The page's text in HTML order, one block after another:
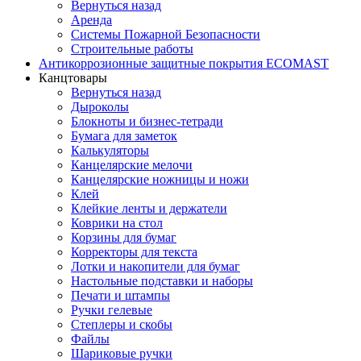
Вернуться назад
Аренда
Системы Пожарной Безопасности
Строительные работы
Антикоррозионные защитные покрытия ECOMAST
Канцтовары
Вернуться назад
Дыроколы
Блокноты и бизнес-тетради
Бумага для заметок
Калькуляторы
Канцелярские мелочи
Канцелярские ножницы и ножи
Клей
Клейкие ленты и держатели
Коврики на стол
Корзины для бумаг
Корректоры для текста
Лотки и накопители для бумаг
Настольные подставки и наборы
Печати и штампы
Ручки гелевые
Степлеры и скобы
Файлы
Шариковые ручки